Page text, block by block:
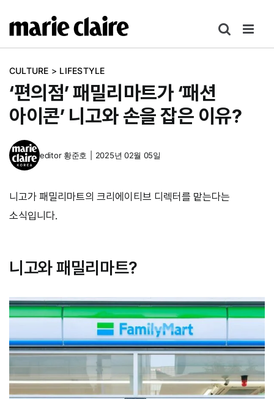
텐
건CULTURE > LIFESTYLE
‘편의점’ 패밀리마트가 ‘패션
아이콘’ 니고와 손을 잡은 이유?
editor 황준호 2025년 02월 05일
니고가 패밀리마트의 크리에이티브 디렉터를 맡는다는
소식입니다.
니고와 패밀리마트?